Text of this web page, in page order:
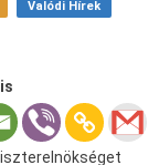
Valódi Hírek